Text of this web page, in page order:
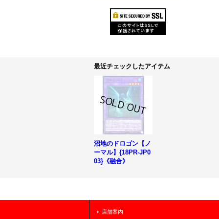
最近チェックしたアイテム
沼地のドロゴン【ノ
ーマル】{18PR-JP0
03}《融合》
店舗案内